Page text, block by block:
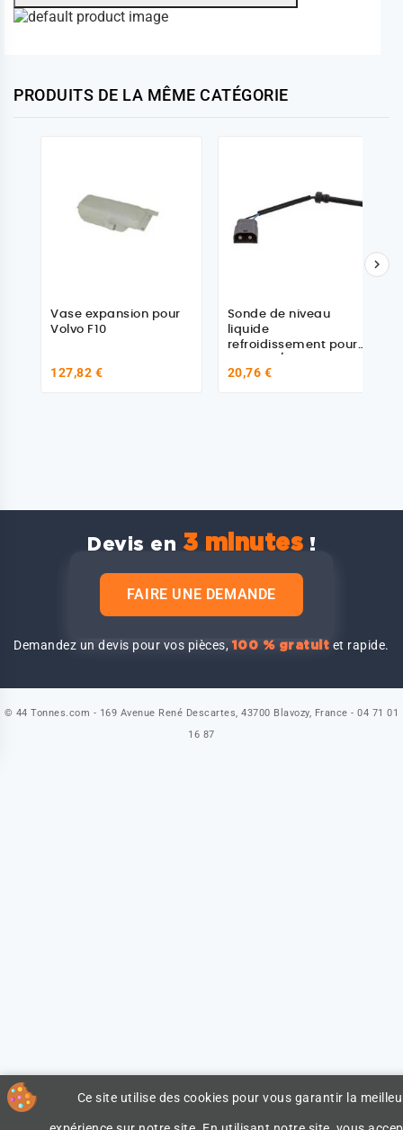
PRODUITS DE LA MÊME CATÉGORIE
Vase expansion pour
Volvo F10
127,82 €
Sonde de niveau
liquide
refroidissement pour
20,76 €

Devis en 3 minutes !
FAIRE UNE DEMANDE
Demandez un devis pour vos pièces,100 % gratuit et rapide.
Ce site utilise des cookies pour vous garantir la
© 44 Tonnes.com - 169 Avenue René Descartes, 43700 Blavozy, France - 04 71 01
16 87